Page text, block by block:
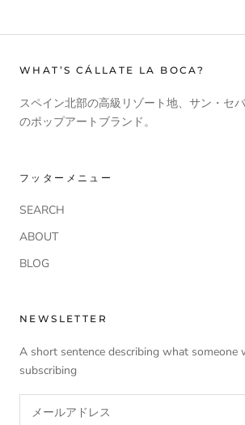
WHAT’S CÁLLATE LA BOCA?
スペイン北部の高級リゾート地、サン・セ
のポップアートブランド。
フッターメニュー
SEARCH
ABOUT
BLOG
NEWSLETTER
A short sentence describing what someone
subscribing